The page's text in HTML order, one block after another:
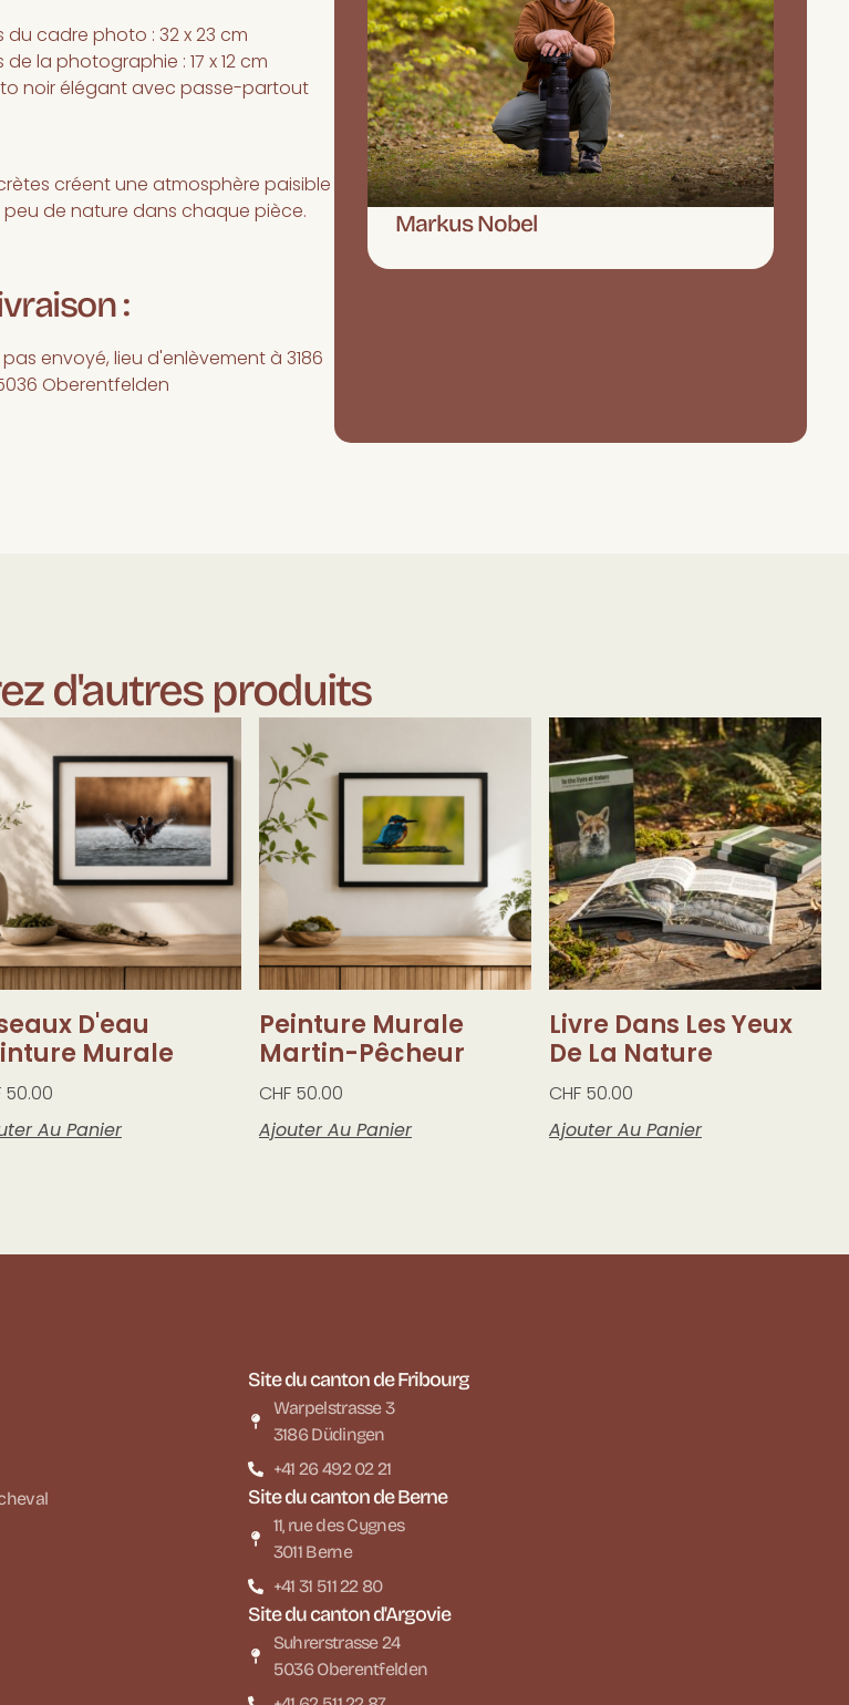
du cadre photo : 32 x 23 cm
de la photographie : 17 x 12 cm
noir élégant avec passe-partout
créent une atmosphère paisible
de nature dans chaque pièce.
:
envoyé, lieu d'enlèvement à 3186
Oberentfelden
Markus Nobel
d'autres produits
D'eau
Murale
50.00
Au Panier
Peinture Murale
Martin-Pêcheur
CHF 50.00
Ajouter Au Panier
Livre Dans Les Yeux
De La Nature
CHF 50.00
Ajouter Au Panier
Site du canton de Fribourg
Warpelstrasse 3
3186 Düdingen
+41 26 492 02 21
Site du canton de Berne
11, rue des Cygnes
3011 Berne
+41 31 511 22 80
Site du canton d'Argovie
Suhrerstrasse 24
5036 Oberentfelden